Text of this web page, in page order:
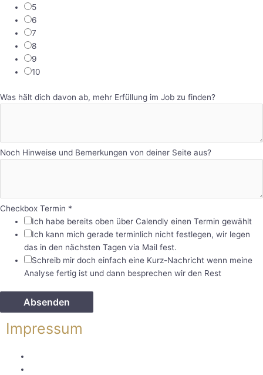
5
6
7
8
9
10
Was hält dich davon ab, mehr Erfüllung im Job zu finden?
Noch Hinweise und Bemerkungen von deiner Seite aus?
Checkbox Termin *
Ich habe bereits oben über Calendly einen Termin gewählt
Ich kann mich gerade terminlich nicht festlegen, wir legen
das in den nächsten Tagen via Mail fest.
Schreib mir doch einfach eine Kurz-Nachricht wenn meine
Analyse fertig ist und dann besprechen wir den Rest
Absenden
Impressum